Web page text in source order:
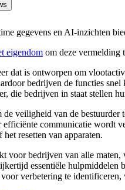
gegevens en AI-inzichten
eigendom om deze vermelding
dat is ontworpen om
bedrijven de functies
die bedrijven in staat stellen
veiligheid van de
efficiënte communicatie wordt
resetten van apparaten.
voor bedrijven van alle
essentiële
verbetering te